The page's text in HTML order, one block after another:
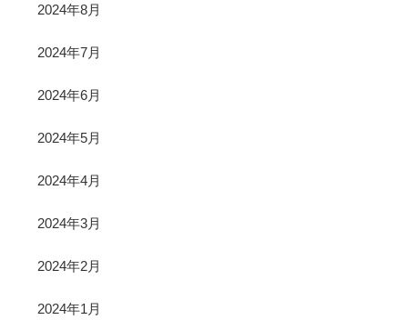
2024年8月
2024年7月
2024年6月
2024年5月
2024年4月
2024年3月
2024年2月
2024年1月